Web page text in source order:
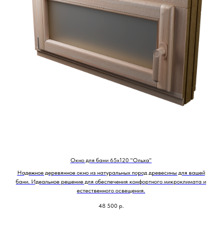
Окно для бани 65х120 "Ольха"
Надежное деревянное окно из натуральных пород древесины для вашей
бани. Идеальное решение для обеспечения комфортного микроклимата и
естественного освещения.
48 500 р.